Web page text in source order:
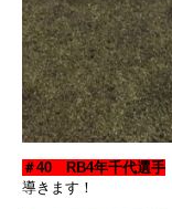
＃40 RB4年千代選手
導きます！